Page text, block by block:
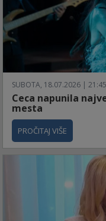
SUBOTA, 18.07.2026 | 21:45
Ceca napunila
mesta
PROČITAJ VIŠE